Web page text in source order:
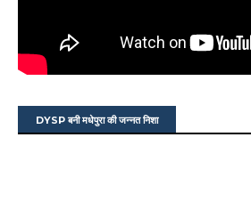
DYSP बनी मधेपुरा की जन्नत निशा